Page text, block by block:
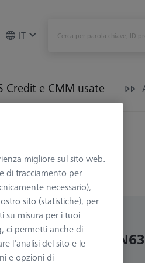
IT
Credit e CMM usate
di fissaggio
PER TAVOLE RT
3 griffe
RT Ø200 mm
migliore sul sito web.
di tracciamento per
necessario),
sito (statistiche), per
su misura per i tuoi
ci permetti anche di
l'analisi del sito e le
e opzioni di